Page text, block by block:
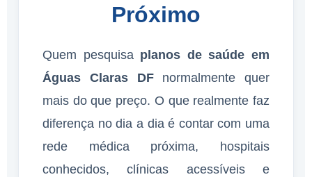
Próximo
Quem pesquisa planos de saúde em
Águas Claras DFnormalmente quer
mais do que preço. O que realmente faz
diferença no dia a dia é contar com uma
rede médica próxima, hospitais
conhecidos, clínicas acessíveis e